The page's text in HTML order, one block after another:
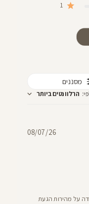
1
מסננים
: הרלוונטים ביותר
על מהירות הגעת
תאריך08/07/26